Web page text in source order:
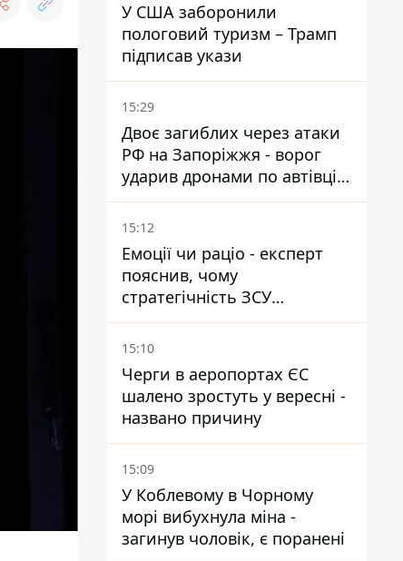
У США заборонили
пологовий туризм – Трамп
підписав укази
15:29
Двоє загиблих через атаки
РФ на Запоріжжя - ворог
ударив дронами по автівці
та селищу
15:12
Емоції чи раціо - експерт
пояснив, чому
стратегічність ЗСУ
важливіша за емоційні
атаки РФ
15:10
Черги в аеропортах ЄС
шалено зростуть у вересні -
названо причину
15:09
У Коблевому в Чорному
морі вибухнула міна -
загинув чоловік, є поранені